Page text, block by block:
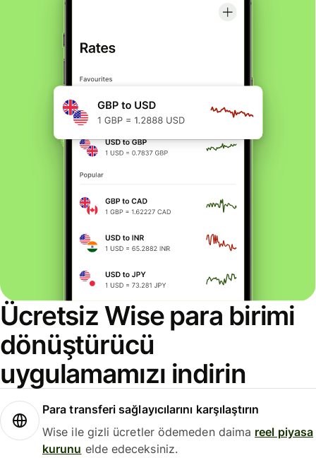
Ücretsiz Wise para birimi
dönüştürücü
uygulamamızı indirin
Para transferi sağlayıcılarını karşılaştırın
Wise ile gizli ücretler ödemeden daima reel piyasa
kurunu elde edeceksiniz.